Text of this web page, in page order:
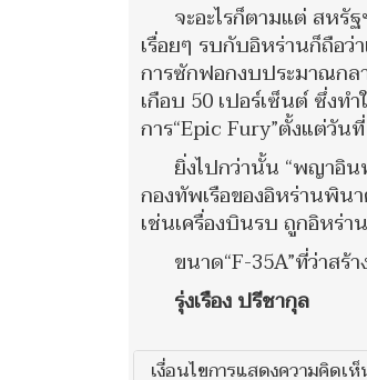
จะอะไรก็ตามแต่ สหรั
เรื่อยๆ รบกับอิหร่านก็ถือว่
การซักฟอกงบประมาณกล
เกือบ 50 เปอร์เซ็นต์ ซึ่งท
การ“Epic Fury”ตั้งแต่วั
ยิ่งไปกว่านั้น “พญาอิน
กองทัพเรือของอิหร่านพิน
เช่นเครื่องบินรบ ถูกอิหร่
ขนาด“F-35A”ที่ว่าสร้
รุ่งเรือง ปรีชากุล
เงื่อนไขการแสดงความคิดเ